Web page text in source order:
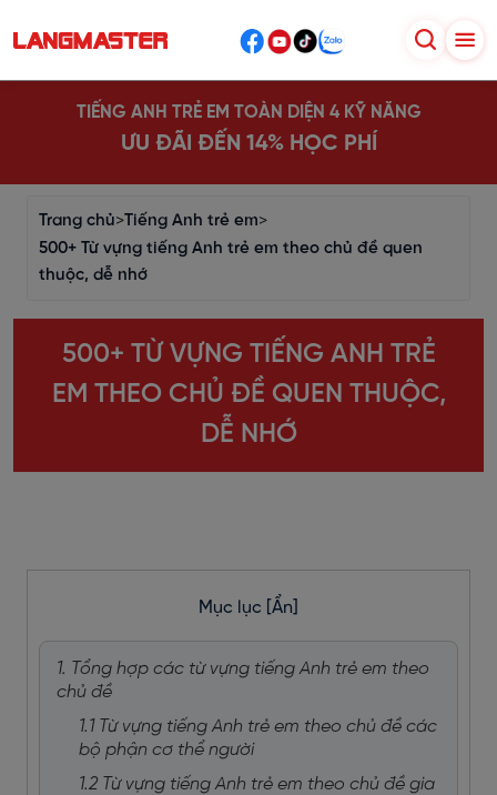
TIẾNG ANH TRẺ EM TOÀN DIỆN 4 KỸ NĂNG
ƯU ĐÃI ĐẾN 14% HỌC PHÍ
Trang chủ>Tiếng Anh trẻ em>
500+ Từ vựng tiếng Anh trẻ em theo chủ đề quen
thuộc, dễ nhớ
500+ TỪ VỰNG TIẾNG ANH TRẺ
EM THEO CHỦ ĐỀ QUEN THUỘC,
DỄ NHỚ
Mục lục [Ẩn]
1. Tổng hợp các từ vựng tiếng Anh trẻ em theo
chủ đề
1.1 Từ vựng tiếng Anh trẻ em theo chủ đề các
bộ phận cơ thể người
1.2 Từ vựng tiếng Anh trẻ em theo chủ đề gia